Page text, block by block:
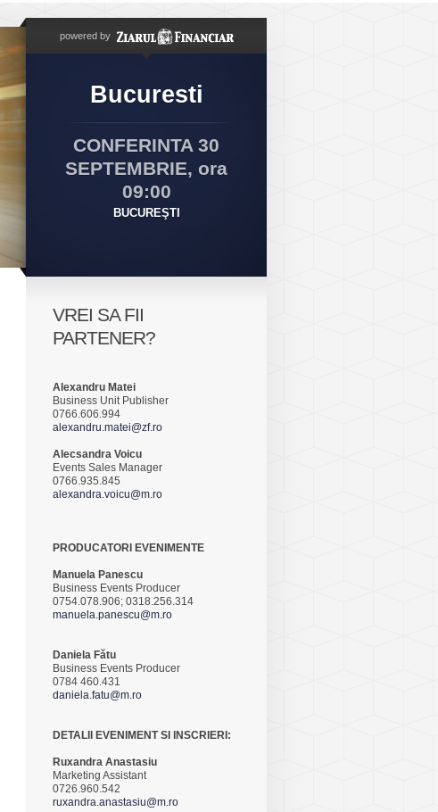
powered by
Bucuresti
CONFERINTA 30
SEPTEMBRIE, ora
09:00
BUCUREŞTI
VREI SA FII
PARTENER?
Alexandru Matei
Business Unit Publisher
0766.606.994
alexandru.matei@zf.ro
Alecsandra Voicu
Events Sales Manager
0766.935.845
alexandra.voicu@m.ro
PRODUCATORI EVENIMENTE
Manuela Panescu
Business Events Producer
0754.078.906; 0318.256.314
manuela.panescu@m.ro
Daniela Fătu
Business Events Producer
0784 460.431
daniela.fatu@m.ro
DETALII EVENIMENT SI INSCRIERI:
Ruxandra Anastasiu
Marketing Assistant
0726.960.542
ruxandra.anastasiu@m.ro